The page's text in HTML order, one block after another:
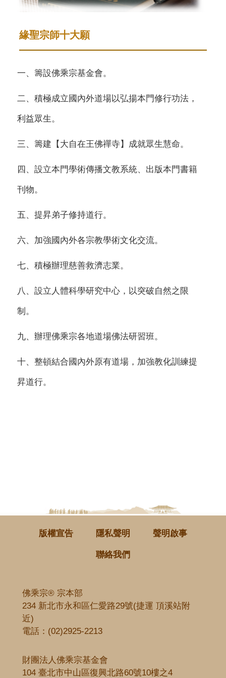
緣聖宗師十大願
一、籌設佛乘宗基金會。
二、積極成立國內外道場以弘揚本門修行功法，
利益眾生。
三、籌建【大自在王佛禪寺】成就眾生慧命。
四、設立本門學術傳播文教系統、出版本門書籍
刊物。
五、提昇弟子修持道行。
六、加強國內外各宗教學術文化交流。
七、積極辦理慈善救濟志業。
八、設立人體科學研究中心，以突破自然之限
制。
九、辦理佛乘宗各地道場佛法研習班。
十、整頓結合國內外原有道場，加強教化訓練提
昇道行。
版權宣告 隱私聲明 聲明啟事
聯絡我們
佛乘宗® 宗本部
234 新北市永和區仁愛路29號(捷運 頂溪站附
近)
電話： (02)2925-2213
財團法人佛乘宗基金會
104 臺北市中山區復興北路60號10樓之4